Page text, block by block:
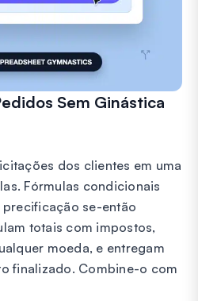
Sem Ginástica
dos clientes em uma
Fórmulas condicionais
se-então
totais com impostos,
moeda, e entregam
finalizado. Combine-o com